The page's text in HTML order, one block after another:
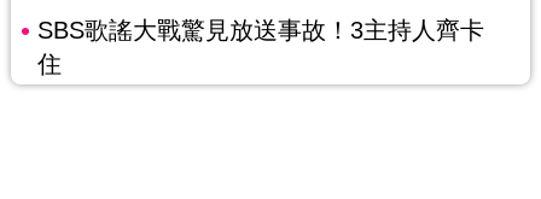
SBS歌謠大戰驚見放送事故！3主持人齊卡
住